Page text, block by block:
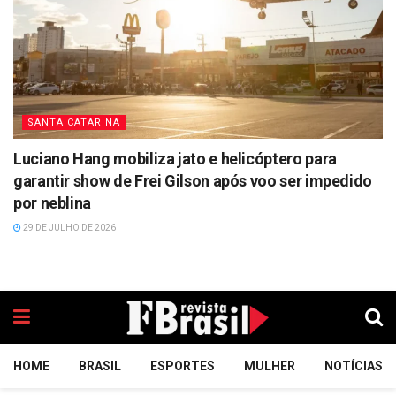
SANTA CATARINA
Luciano Hang mobiliza jato e helicóptero para
garantir show de Frei Gilson após voo ser impedido
por neblina
29 DE JULHO DE 2026
HOME BRASIL ESPORTES MULHER NOTÍCIAS